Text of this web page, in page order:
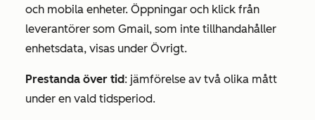
och mobila enheter. Öppningar och klick från
leverantörer som Gmail, som inte tillhandahåller
enhetsdata, visas under Övrigt.
Prestanda över tid: jämförelse av två olika mått
under en vald tidsperiod.